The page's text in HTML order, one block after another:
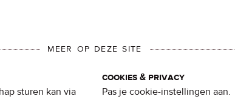
MEER OP DEZE SITE
sturen kan via
cookies & privacy
Pas je cookie-instellingen aan.